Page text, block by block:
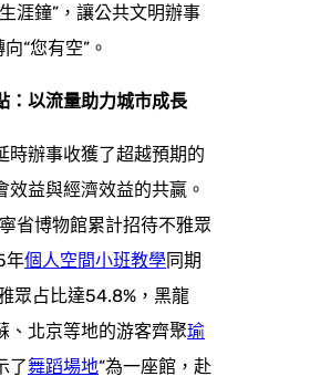
涯鐘”，讓公共文明辦事
“您有空”。
：以流量助力城市成長
時辦事收獲了超越預期的
效益與經濟效益的共贏。
省博物館累計招待不雅眾
年個人空間小班教學同期
眾占比達54.8%，黑龍
、北京等地的游客齊聚瑜
了舞蹈場地“為一座館，赴